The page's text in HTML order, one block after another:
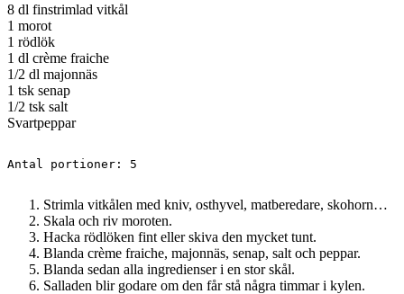
8 dl finstrimlad vitkål
1 morot
1 rödlök
1 dl crème fraiche
1/2 dl majonnäs
1 tsk senap
1/2 tsk salt
Svartpeppar
Antal portioner: 5
Strimla vitkålen med kniv, osthyvel, matberedare, skohorn…
Skala och riv moroten.
Hacka rödlöken fint eller skiva den mycket tunt.
Blanda crème fraiche, majonnäs, senap, salt och peppar.
Blanda sedan alla ingredienser i en stor skål.
Salladen blir godare om den får stå några timmar i kylen.